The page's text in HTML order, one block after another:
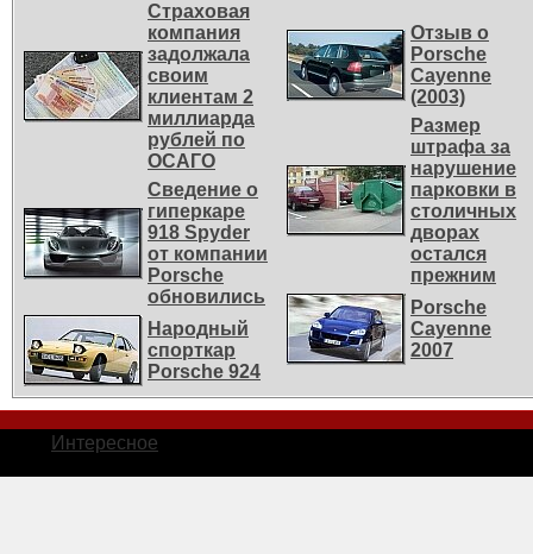
Страховая
компания
задолжала
своим
клиентам 2
миллиарда
рублей по
ОСАГО
Сведение о
гиперкаре
918 Spyder
от компании
Porsche
обновились
Народный
спорткар
Porsche 924
Отзыв о
Porsche
Cayenne
(2003)
Размер
штрафа за
нарушение
парковки в
столичных
дворах
остался
прежним
Porsche
Cayenne
2007
Интересное